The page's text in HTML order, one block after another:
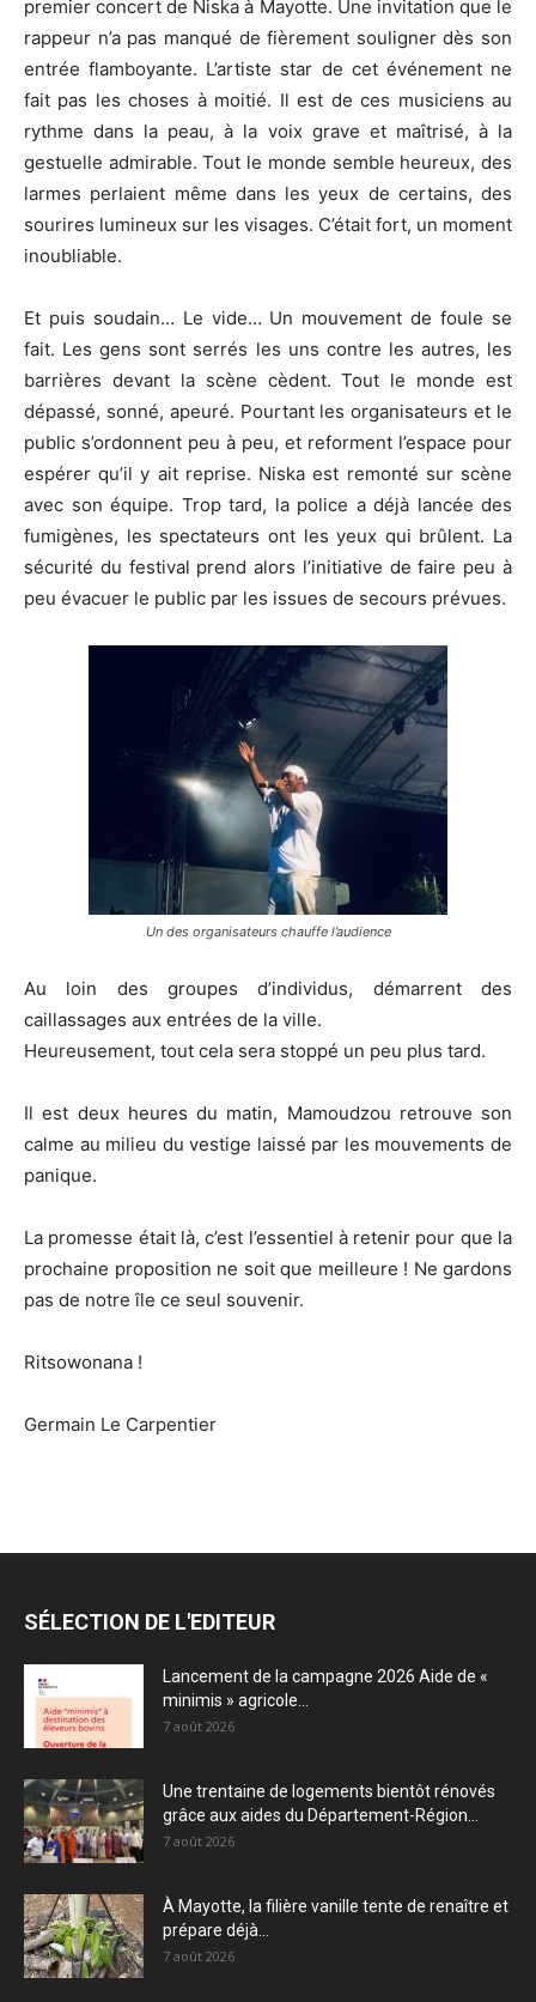
premier concert de Niska à Mayotte. Une invitation que le
rappeur n’a pas manqué de fièrement souligner dès son
entrée flamboyante. L’artiste star de cet événement ne
fait pas les choses à moitié. Il est de ces musiciens au
rythme dans la peau, à la voix grave et maîtrisé, à la
gestuelle admirable. Tout le monde semble heureux, des
larmes perlaient même dans les yeux de certains, des
sourires lumineux sur les visages. C’était fort, un moment
inoubliable.
Et puis soudain… Le vide… Un mouvement de foule se
fait. Les gens sont serrés les uns contre les autres, les
barrières devant la scène cèdent. Tout le monde est
dépassé, sonné, apeuré. Pourtant les organisateurs et le
public s’ordonnent peu à peu, et reforment l’espace pour
espérer qu’il y ait reprise. Niska est remonté sur scène
avec son équipe. Trop tard, la police a déjà lancée des
fumigènes, les spectateurs ont les yeux qui brûlent. La
sécurité du festival prend alors l’initiative de faire peu à
peu évacuer le public par les issues de secours prévues.
Un des organisateurs chauffe l’audience
Au loin des groupes d’individus, démarrent des
caillassages aux entrées de la ville.
Heureusement, tout cela sera stoppé un peu plus tard.
Il est deux heures du matin, Mamoudzou retrouve son
calme au milieu du vestige laissé par les mouvements de
panique.
La promesse était là, c’est l’essentiel à retenir pour que la
prochaine proposition ne soit que meilleure ! Ne gardons
pas de notre île ce seul souvenir.
Ritsowonana !
Germain Le Carpentier
SÉLECTION DE L'EDITEUR
Lancement de la campagne 2026 Aide de «
minimis » agricole...
7 août 2026
Une trentaine de logements bientôt rénovés
grâce aux aides du Département-Région...
7 août 2026
À Mayotte, la filière vanille tente de renaître et
prépare déjà...
7 août 2026